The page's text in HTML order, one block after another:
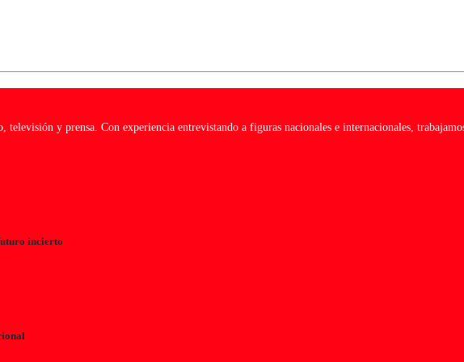
televisión y prensa. Con experiencia entrevistando a figuras nacionales e internacionales,
incierto